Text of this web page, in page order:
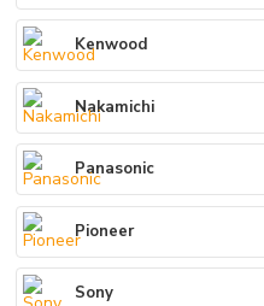
Kenwood
Nakamichi
Panasonic
Pioneer
Sony